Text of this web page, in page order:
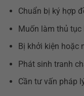
Chuẩn bị ký hợp
Muốn làm thủ tục
Bị khởi kiện hoặc
Phát sinh tranh
Cần tư vấn pháp